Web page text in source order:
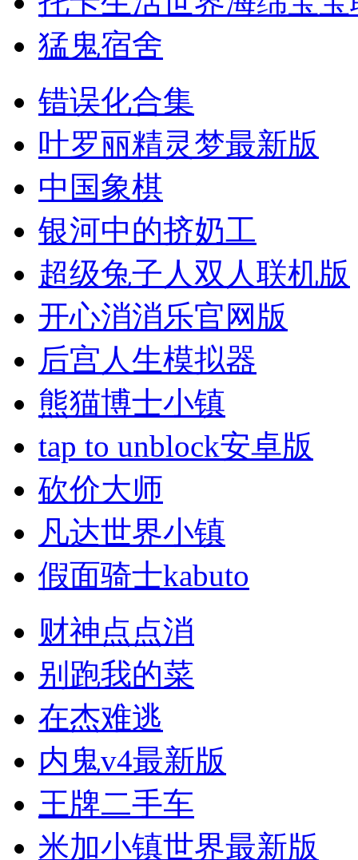
猛鬼宿舍
错误化合集
叶罗丽精灵梦最新版
中国象棋
银河中的挤奶工
超级兔子人双人联机版
开心消消乐官网版
后宫人生模拟器
熊猫博士小镇
tap to unblock安卓版
砍价大师
凡达世界小镇
假面骑士kabuto
财神点点消
别跑我的菜
在杰难逃
内鬼v4最新版
王牌二手车
米加小镇世界最新版